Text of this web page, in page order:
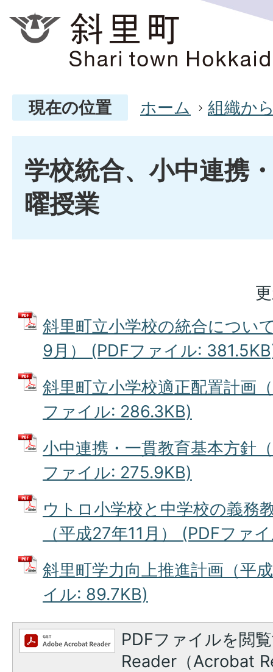
現在の位置 ホーム 組織か
学校統合、小中連携
曜授業
斜里町立小学校の統合につい
9月） (PDFファイル:
斜里町立小学校適正配置計画
ファイル: 286.3KB)
小中連携・一貫教育基本方針
ファイル: 275.9KB)
ウトロ小学校と中学校の義務
（平成27年11月） (PDFファ
斜里町学力向上推進計画（平
イル: 89.7KB)
PDFファイルを閲
Reader（Acrobat